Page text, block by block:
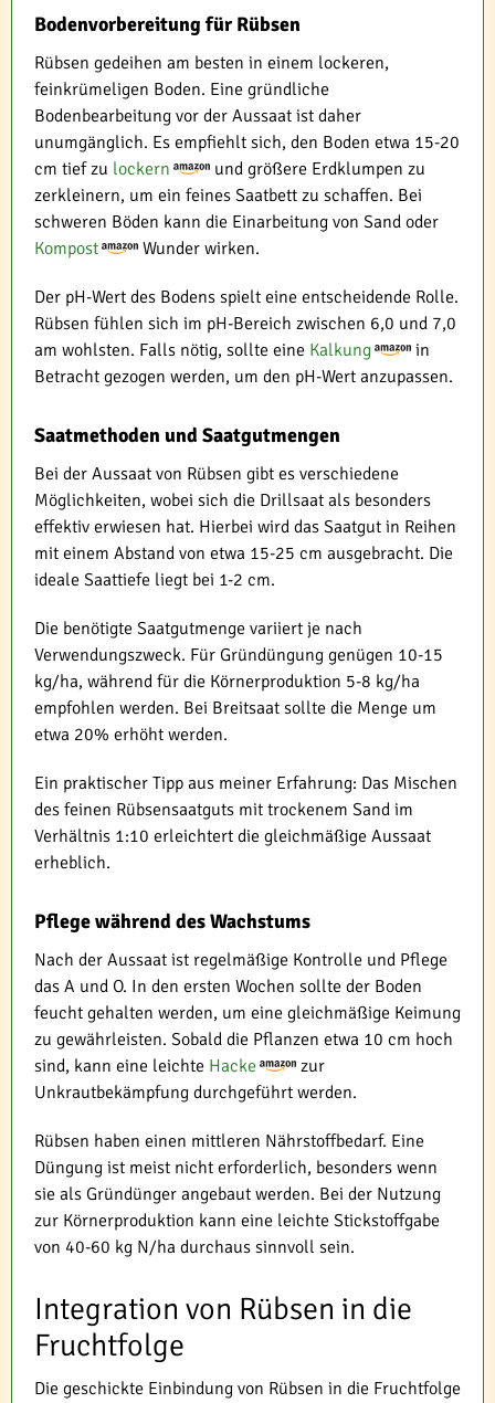
Bodenvorbereitung für Rübsen
Rübsen gedeihen am besten in einem lockeren,
feinkrümeligen Boden. Eine gründliche
Bodenbearbeitung vor der Aussaat ist daher
unumgänglich. Es empfiehlt sich, den Boden etwa 15-20
cm tief zu lockern
und größere Erdklumpen zu
zerkleinern, um ein feines Saatbett zu schaffen. Bei
schweren Böden kann die Einarbeitung von Sand oder
Kompost
Wunder wirken.
Der pH-Wert des Bodens spielt eine entscheidende Rolle.
Rübsen fühlen sich im pH-Bereich zwischen 6,0 und 7,0
am wohlsten. Falls nötig, sollte eine Kalkung
in
Betracht gezogen werden, um den pH-Wert anzupassen.
Saatmethoden und Saatgutmengen
Bei der Aussaat von Rübsen gibt es verschiedene
Möglichkeiten, wobei sich die Drillsaat als besonders
effektiv erwiesen hat. Hierbei wird das Saatgut in Reihen
mit einem Abstand von etwa 15-25 cm ausgebracht. Die
ideale Saattiefe liegt bei 1-2 cm.
Die benötigte Saatgutmenge variiert je nach
Verwendungszweck. Für Gründüngung genügen 10-15
kg/ha, während für die Körnerproduktion 5-8 kg/ha
empfohlen werden. Bei Breitsaat sollte die Menge um
etwa 20% erhöht werden.
Ein praktischer Tipp aus meiner Erfahrung: Das Mischen
des feinen Rübsensaatguts mit trockenem Sand im
Verhältnis 1:10 erleichtert die gleichmäßige Aussaat
erheblich.
Pflege während des Wachstums
Nach der Aussaat ist regelmäßige Kontrolle und Pflege
das A und O. In den ersten Wochen sollte der Boden
feucht gehalten werden, um eine gleichmäßige Keimung
zu gewährleisten. Sobald die Pflanzen etwa 10 cm hoch
sind, kann eine leichte Hacke
zur
Unkrautbekämpfung durchgeführt werden.
Rübsen haben einen mittleren Nährstoffbedarf. Eine
Düngung ist meist nicht erforderlich, besonders wenn
sie als Gründünger angebaut werden. Bei der Nutzung
zur Körnerproduktion kann eine leichte Stickstoffgabe
von 40-60 kg N/ha durchaus sinnvoll sein.
Integration von Rübsen in die
Fruchtfolge
Die geschickte Einbindung von Rübsen in die Fruchtfolge